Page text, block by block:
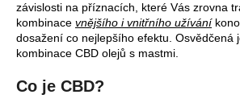
závislosti na příznacích, které Vás zrovna
kombinace vnějšího i vnitřního užívání
dosažení co nejlepšího efektu. Osvědčená
kombinace CBD olejů s mastmi.
Co je CBD?
HLEDAT